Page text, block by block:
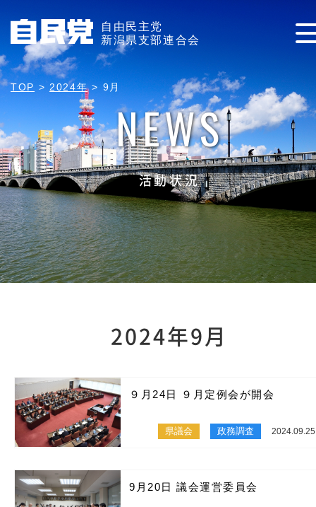
自由民主党
新潟県支部連合会
TOP > 2024年> 9月
NEWS
活動状況
2024年9月
９月24日 ９月定例会が開会
県議会 政務調査 2024.09.25
9月20日 議会運営委員会